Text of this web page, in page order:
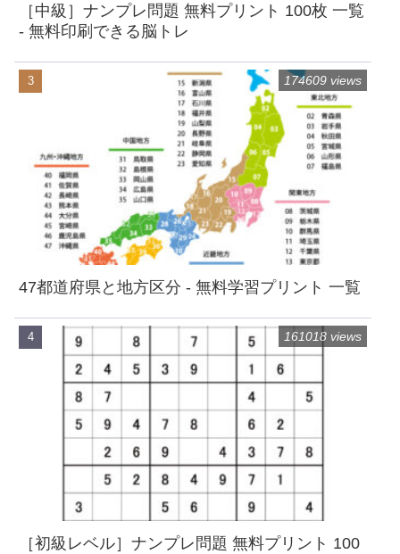
［中級］ナンプレ問題 無料プリント 100枚 一覧
- 無料印刷できる脳トレ
47都道府県と地方区分 - 無料学習プリント 一覧
174609 views
［初級レベル］ナンプレ問題 無料プリント 100
161018 views